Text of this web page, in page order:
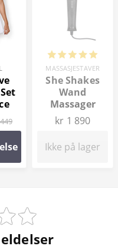
MASSASJESTAVER
She Shakes
Wand
Massager
kr 1 890
Ikke på lager